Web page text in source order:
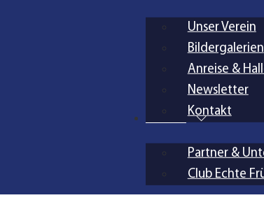
Unser Verein
Bildergalerien
Anreise &
Newsletter
Kontakt
Partner &
Club Echte